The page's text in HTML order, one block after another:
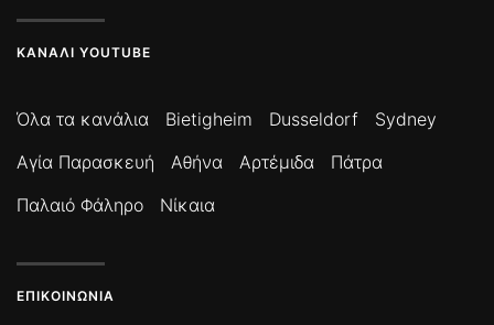
ΚΑΝΆΛΙ YOUTUBE
Όλα τα κανάλια Bietigheim Dusseldorf
Sydney
Αγία Παρασκευή
Αθήνα Αρτέμιδα
Πάτρα
Παλαιό Φάληρο
Νίκαια
ΕΠΙΚΟΙΝΩΝΊΑ